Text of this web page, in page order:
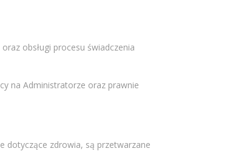
obsługi procesu świadczenia
na Administratorze oraz prawnie
dotyczące zdrowia, są przetwarzane